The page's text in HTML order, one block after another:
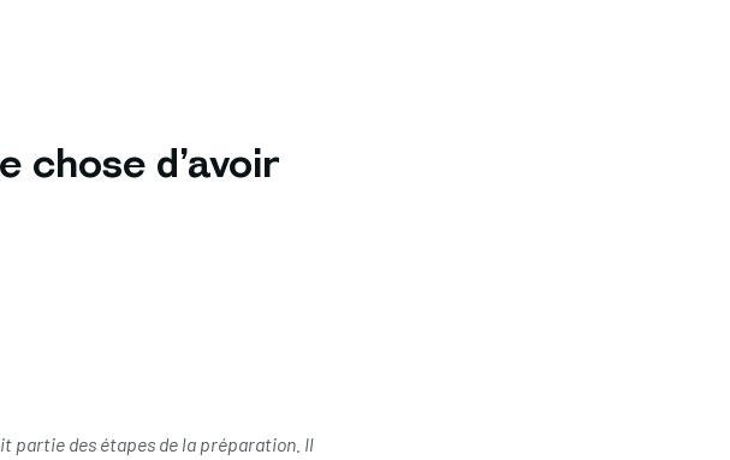
chose d’avoir
partie des étapes de la préparation. Il